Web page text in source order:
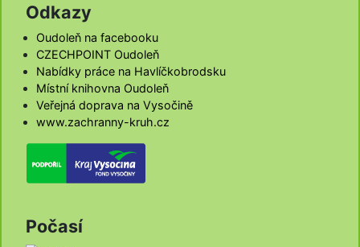
Odkazy
Oudoleň na facebooku
CZECHPOINT Oudoleň
Nabídky práce na Havlíčkobrodsku
Místní knihovna Oudoleň
Veřejná doprava na Vysočině
www.zachranny-kruh.cz
Počasí